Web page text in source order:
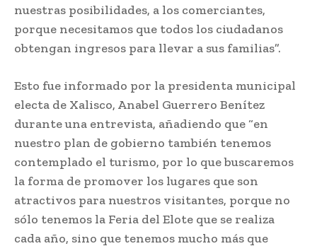
nuestras posibilidades, a los comerciantes,
porque necesitamos que todos los ciudadanos
obtengan ingresos para llevar a sus familias”.
Esto fue informado por la presidenta municipal
electa de Xalisco, Anabel Guerrero Benítez
durante una entrevista, añadiendo que “en
nuestro plan de gobierno también tenemos
contemplado el turismo, por lo que buscaremos
la forma de promover los lugares que son
atractivos para nuestros visitantes, porque no
sólo tenemos la Feria del Elote que se realiza
cada año, sino que tenemos mucho más que